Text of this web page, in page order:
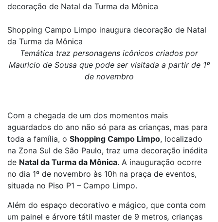
decoração de Natal da Turma da Mônica
Shopping Campo Limpo inaugura decoração de Natal
da Turma da Mônica
Temática traz personagens icônicos criados por
Mauricio de Sousa que pode ser visitada a partir de 1º
de novembro
Com a chegada de um dos momentos mais
aguardados do ano não só para as crianças, mas para
toda a família, o Shopping Campo Limpo, localizado
na Zona Sul de São Paulo, traz uma decoração inédita
de Natal da Turma da Mônica. A inauguração ocorre
no dia 1º de novembro às 10h na praça de eventos,
situada no Piso P1 – Campo Limpo.
Além do espaço decorativo e mágico, que conta com
um painel e árvore tátil master de 9 metros, crianças